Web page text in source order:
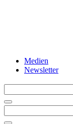
Medien
Newsletter